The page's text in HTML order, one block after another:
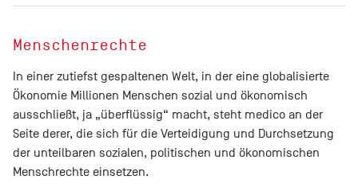
Menschenrechte
In einer zutiefst gespaltenen Welt, in der eine globalisierte
Ökonomie Millionen Menschen sozial und ökonomisch
ausschließt, ja „überflüssig“ macht, steht medico an der
Seite derer, die sich für die Verteidigung und Durchsetzung
der unteilbaren sozialen, politischen und ökonomischen
Menschrechte einsetzen.